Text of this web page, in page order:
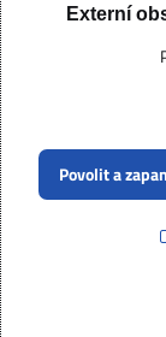
Externí
Povolit a